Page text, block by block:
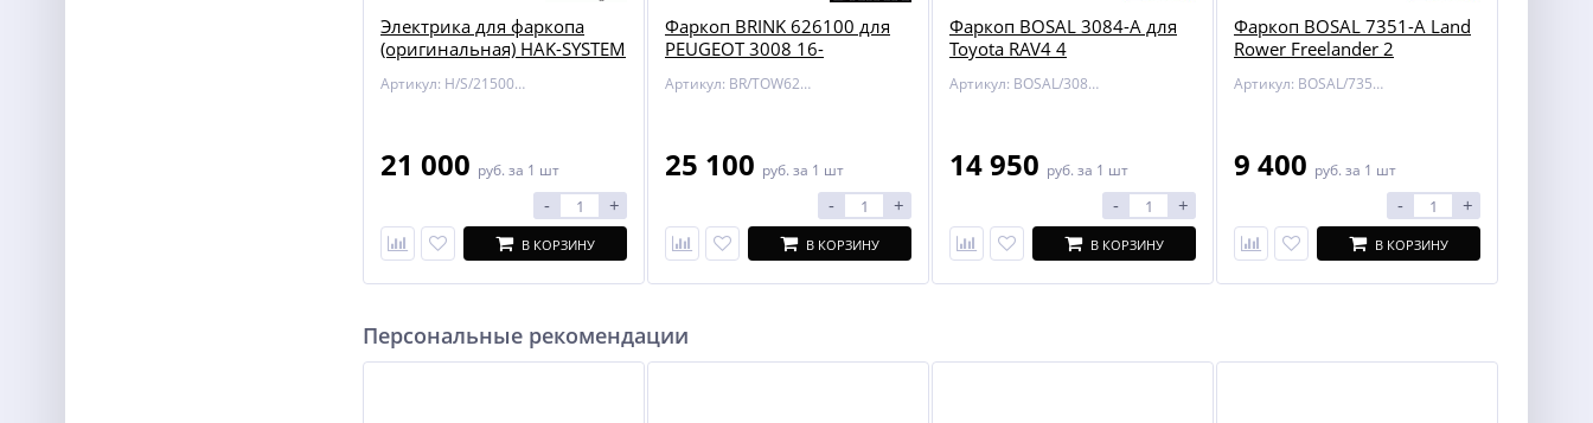
Электрика для фаркопа
(оригинальная) HAK-SYSTEM
SKODA / VOLKSWAGEN
Артикул: H/S/21500601
21 000 руб. за 1 шт
- +
В КОРЗИНУ
Фаркоп BRINK 626100 для
PEUGEOT 3008 16-
Артикул: BR/TOW626100
25 100 руб. за 1 шт
- +
В КОРЗИНУ
Фаркоп BOSAL 3084-A для
Toyota RAV4 4
Артикул: BOSAL/3084-A
14 950 руб. за 1 шт
- +
В КОРЗИНУ
Фаркоп BOSAL 7351-A Land
Rower Freelander 2
Артикул: BOSAL/7351-A
9 400 руб. за 1 шт
- +
В КОРЗИНУ
Персональные рекомендации